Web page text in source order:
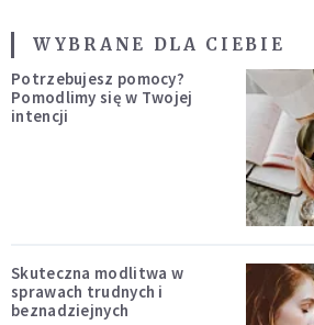
WYBRANE DLA CIEBIE
Potrzebujesz pomocy?
Pomodlimy się w Twojej
intencji
Skuteczna modlitwa w
sprawach trudnych i
beznadziejnych